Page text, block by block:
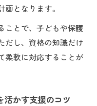
となります。
ことで、子どもや保護
だし、資格の知識だけ
柔軟に対応することが
活かす支援のコツ